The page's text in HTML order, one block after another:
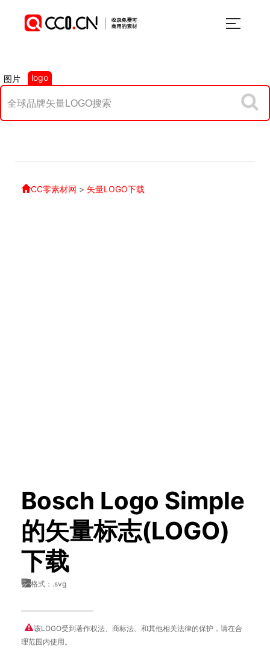
图片 logo
CC零素材网 > 矢量LOGO下载
Bosch Logo Simple
的矢量标志(LOGO)
下载
格式：.svg
该LOGO受到著作权法、商标法、和其他相关法律的保护，请在合
理范围内使用。